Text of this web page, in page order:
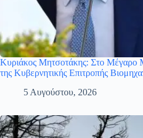
Κυριάκος Μητσοτάκης: Στο Μέγαρο
της Κυβερνητικής Επιτροπής
5 Αυγούστου, 2026